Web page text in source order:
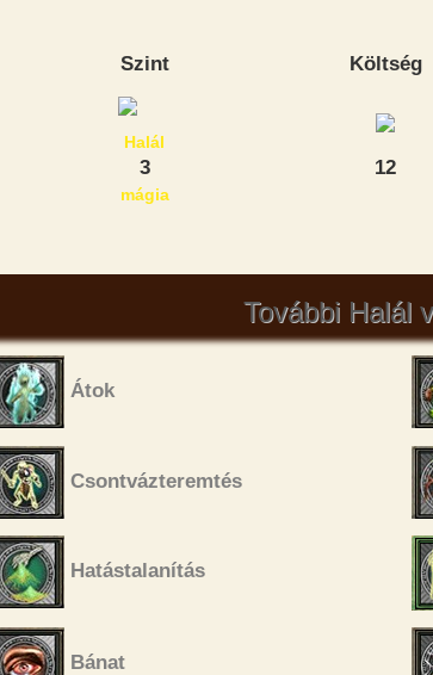
Szint
3
Költség
12
További Halál
Átok
Csontvázteremtés
Hatástalanítás
Bánat